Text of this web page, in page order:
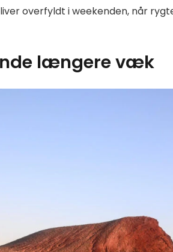
overfyldt i weekenden, når
længere væk